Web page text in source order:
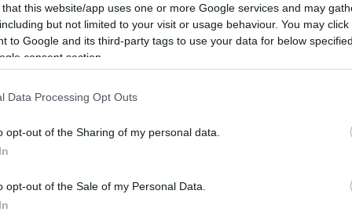
that this website/app uses one or more Google services and may
but not limited to your visit or usage behaviour. You may
to Google and its third-party tags to use your data for below
consent section.
Data Processing Opt Outs
opt-out of the Sharing of my personal data.
opt-out of the Sale of my Personal Data.
αφορά 676.500 αυταπασχολούμενους,
και εμπόρους (φυσικά πρόσωπα
οι εξαιρέσεις που θα προβλέπει το νέο
μπλοκάκι (έως δύο εργοδότες)